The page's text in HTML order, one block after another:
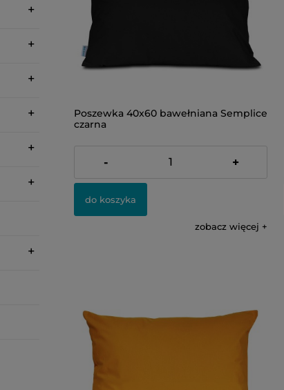
Poszewka 40x60 bawełniana Semplice
czarna
23,00 zł
- +
do koszyka
zobacz więcej